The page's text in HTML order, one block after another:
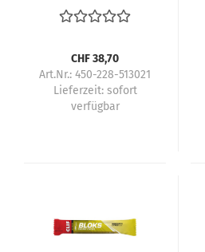
Nut
CHF 38,70
Art.Nr.: 450-228-513021
Lieferzeit: sofort
verfügbar